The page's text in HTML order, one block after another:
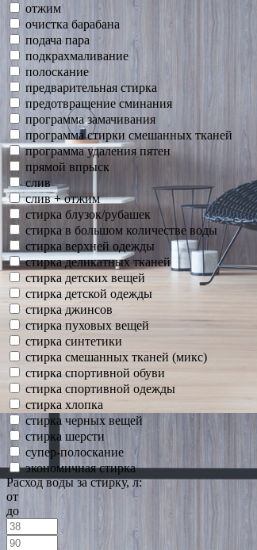
отжим
очистка барабана
подача пара
подкрахмаливание
полоскание
предварительная стирка
предотвращение сминания
программа замачивания
программа стирки смешанных тканей
программа удаления пятен
прямой впрыск
слив
слив + отжим
стирка блузок/рубашек
стирка в большом количестве воды
стирка верхней одежды
стирка деликатных тканей
стирка детских вещей
стирка детской одежды
стирка джинсов
стирка пуховых вещей
стирка синтетики
стирка смешанных тканей (микс)
стирка спортивной обуви
стирка спортивной одежды
стирка хлопка
стирка черных вещей
стирка шерсти
супер-полоскание
экономичная стирка
Расход воды за стирку, л:
от
до